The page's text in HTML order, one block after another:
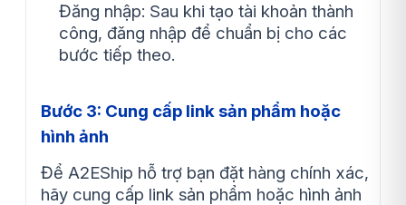
Đăng nhập: Sau khi tạo tài khoản thành
công, đăng nhập để chuẩn bị cho các
bước tiếp theo.
Bước 3: Cung cấp link sản phẩm hoặc
hình ảnh
Để A2EShip hỗ trợ bạn đặt hàng chính xác,
hãy cung cấp link sản phẩm hoặc hình ảnh